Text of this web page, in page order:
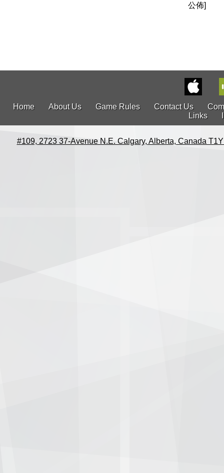
公佈]
Home About Us Game Rules Contact Us
Links
#109, 2723 37-Avenue N.E. Calgary, Alberta, Canada